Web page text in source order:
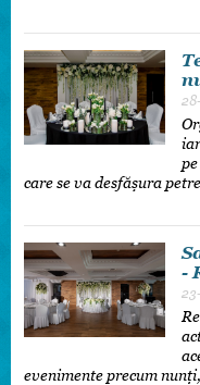
care se va desfășura
-
evenimente precum